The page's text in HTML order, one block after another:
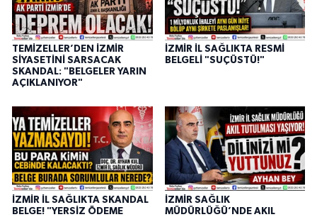
TEMİZELLER’DEN İZMİR
SİYASETİNİ SARSACAK
SKANDAL: "BELGELER YARIN
AÇIKLANIYOR"
İZMİR İL SAĞLIKTA RESMİ
BELGELİ "SUÇÜSTÜ!"
İZMİR İL SAĞLIKTA SKANDAL
BELGE! "YERSİZ ÖDEME
İZMİR SAĞLIK
MÜDÜRLÜĞÜ’NDE AKIL